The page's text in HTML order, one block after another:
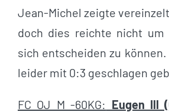
Jean-Michel zeigte
doch dies reichte nicht um
sich entscheiden zu
leider mit 0:3 geschlagen
FC OJ M -60KG: Eugen Ill